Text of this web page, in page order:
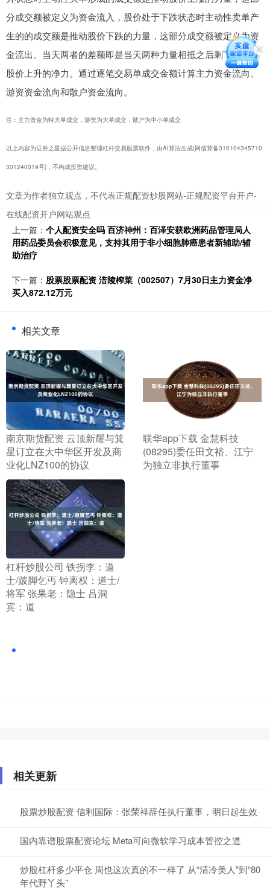
分成交额被定义为资金流入，股价处于下跌状态时主动性卖单产
生的的成交额是推动股价下跌的力量，这部分成交额被定义为资
金流出。当天两者的差额即是当天两种力量相抵之后剩下的推动
股价上升的净力。通过逐笔交易单成交金额计算主力资金流向、
游资资金流向和散户资金流向。
注：主力资金为特大单成交，游资为大单成交，散户为中小单成交
以上内容为证券之星据公开信息整理杠杆交易股票软件，由AI算法生成(网信算备310104345710
301240019号)，不构成投资建议。
文章为作者独立观点，不代表正规配资炒股网站-正规配资平台开户-
在线配资开户网站观点
上一篇： 个人配资安全吗 百济神州：百泽安获欧洲药品管理局人
用药品委员会积极意见，支持其用于非小细胞肺癌患者新辅助/辅
助治疗
下一篇： 股票股票配资 涪陵榨菜（002507）7月30日主力资金净
买入872.12万元
相关文章
​南京期货配资 云顶新耀与箕
星订立在大中华区开发及商
业化LNZ100的协议
​联华app下载 金慧科技
(08295)委任田文裕、江宁
为独立非执行董事
​杠杆炒股公司 铁拐李：道
士/跛脚乞丐 钟离权：道士/
将军 张果老：隐士 吕洞
宾：道
相关更新
股票炒股配资 信利国际：张荣祥辞任执行董事，明日起生效
国内靠谱股票配资论坛 Meta可向微软学习成本管控之道
炒股杠杆多少平仓 周也这次真的不一样了 从“清冷美人”到“80
年代野丫头”